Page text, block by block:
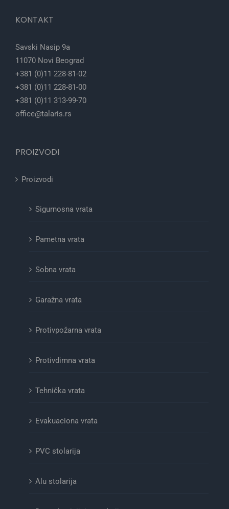
KONTAKT
Savski Nasip 9a
11070 Novi Beograd
+381 (0)11 228-81-02
+381 (0)11 228-81-00
+381 (0)11 313-99-70
office@talaris.rs
PROIZVODI
Proizvodi
Sigurnosna vrata
Pametna vrata
Sobna vrata
Garažna vrata
Protivpožarna vrata
Protivdimna vrata
Tehnička vrata
Evakuaciona vrata
PVC stolarija
Alu stolarija